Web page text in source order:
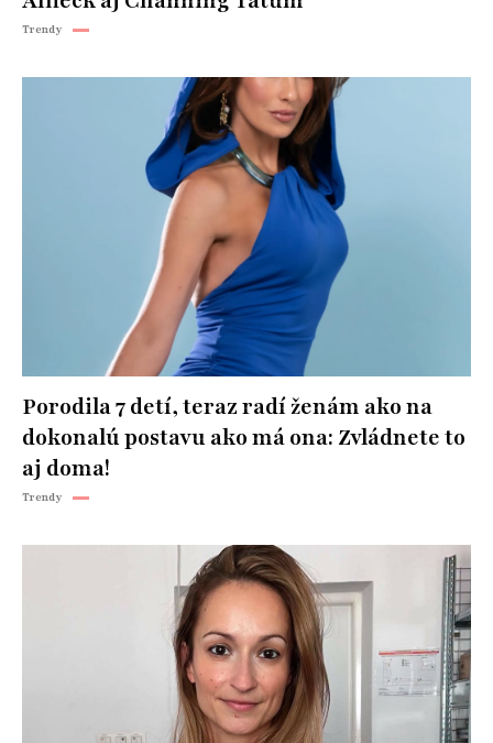
Trendy
Porodila 7 detí, teraz radí ženám ako na
dokonalú postavu ako má ona: Zvládnete to
aj doma!
Trendy